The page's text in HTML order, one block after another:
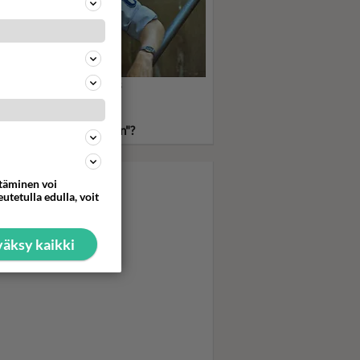
Reinikainen taas
Mutta kuka sanoi
pääsisikään"?
voi
edulla, voit
kaikki